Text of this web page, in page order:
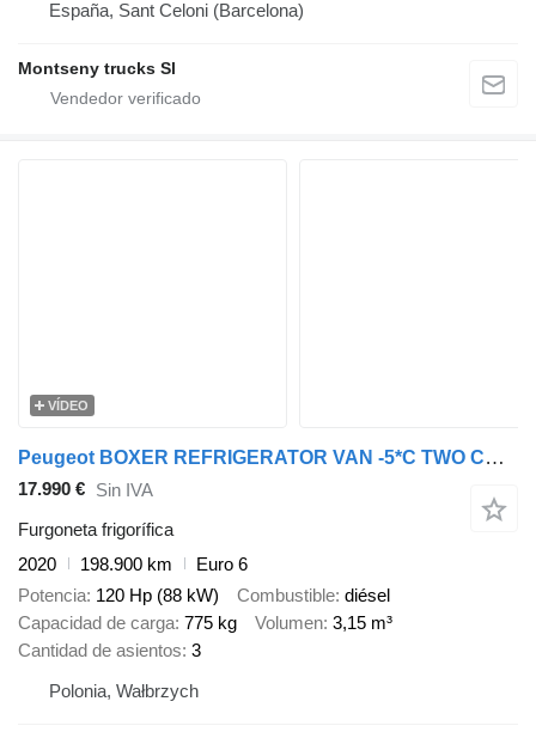
España, Sant Celoni (Barcelona)
Montseny trucks Sl
VÍDEO
Peugeot BOXER REFRIGERATOR VAN -5*C TWO COMPARTMENTS CRUISE CONTROL AIR
17.990 € Sin IVA
Furgoneta frigorífica
2020
198.900 km
Euro 6
Potencia 120 Hp (88 kW) Combustible diésel
Capacidad de carga 775 kg Volumen 3,15 m³
Cantidad de asientos 3
Polonia, Wałbrzych